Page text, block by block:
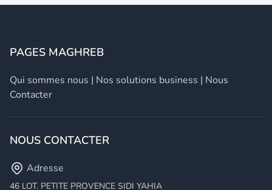
PAGES MAGHREB
Qui sommes nous | Nos solutions business | Nous
Contacter
NOUS CONTACTER
Adresse
46 LOT. PETITE PROVENCE SIDI YAHIA